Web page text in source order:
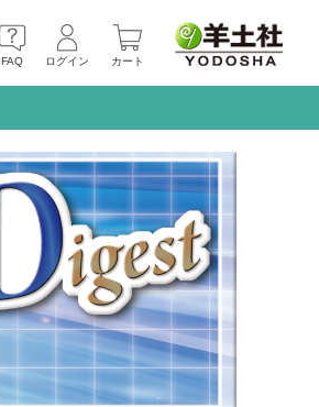
FAQ ログイン カート